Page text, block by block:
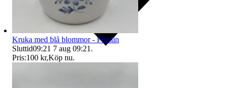
Kruka med blå blommor - Porslin
Sluttid09:21 7 aug 09:21 .
Pris:100 kr,Köp nu.